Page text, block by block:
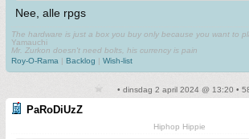
Nee, alle rpgs
The hardware is just a box you buy only because you want to
Yamauchi
Mr. Zurkon doesn't need bolts, his currency is pain
Roy-O-Rama
Backlog Wish-list
• dinsdag 2 april 2024 @ 13:20 •
PaRoDiUzZ
Hiphop Hippie